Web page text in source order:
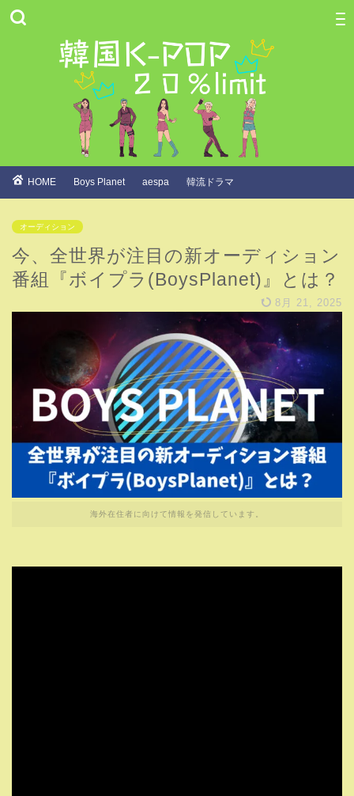
HOME Boys Planet aespa 韓流ドラマ
オーディション
今、全世界が注目の新オーディション
番組『ボイプラ(BoysPlanet)』とは？
8月 21, 2025
海外在住者に向けて情報を発信しています。